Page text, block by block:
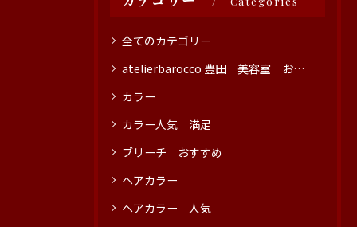
全てのカテゴリー
atelierbarocco 豊田 美容室 おすすめ
カラー
カラー人気 満足
ブリーチ おすすめ
ヘアカラー
ヘアカラー 人気